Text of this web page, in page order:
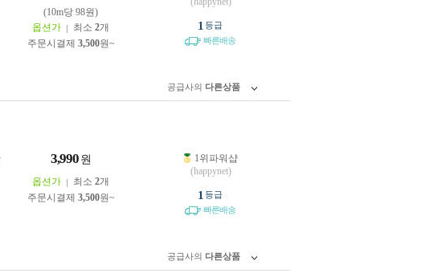
(10m당 98원)
옵션가
최소 2개
주문시결제 3,500원~
1 등급
빠른배송
공급사의 다른상품
3,990 원
옵션가 최소 2개
주문시결제 3,500원~
1위파워샵
(happynet)
1 등급
빠른배송
공급사의 다른상품